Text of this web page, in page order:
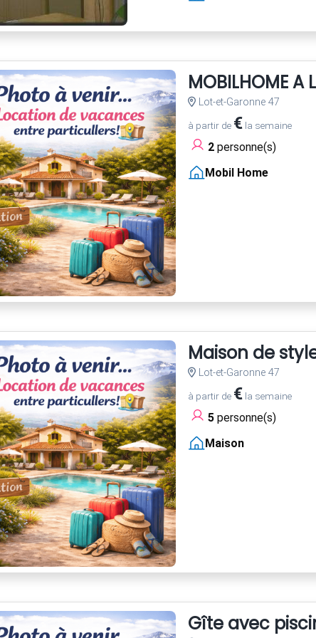
MOBILHOME A
Lot-et-Garonne 47
à partir de €la semaine
2personne(s)
Mobil Home
Maison de
Lot-et-Garonne 47
à partir de €la semaine
5personne(s)
Maison
Gîte avec